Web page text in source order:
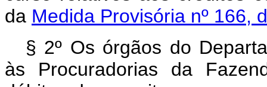
da Medida Provisória nº 166,
§ 2º Os órgãos do
às Procuradorias da